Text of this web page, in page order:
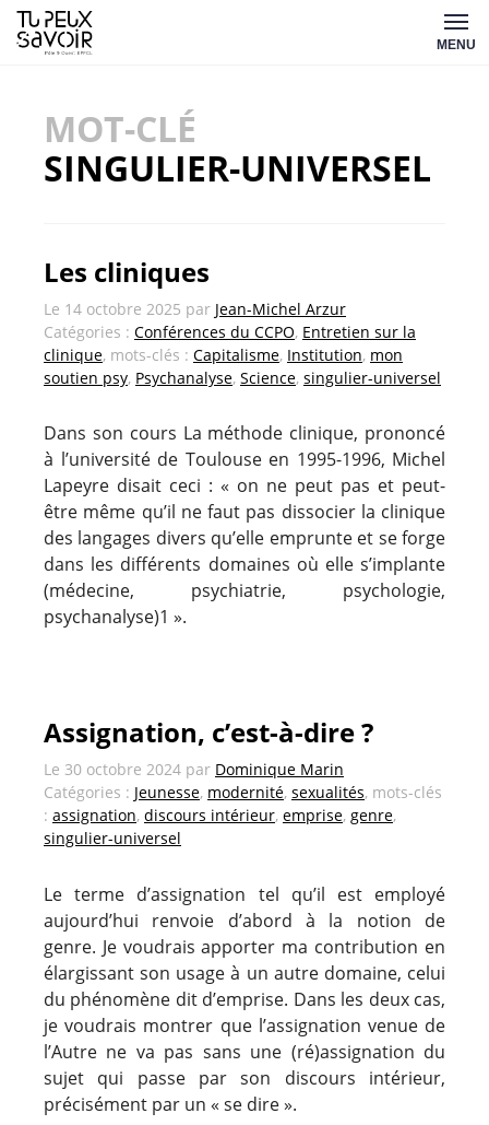
Aller
au
MENU
MOT-CLÉ
SINGULIER-UNIVERSEL
Les cliniques
Le 14 octobre 2025 par Jean-Michel Arzur
Catégories : Conférences du CCPO, Entretien sur la
clinique, mots-clés : Capitalisme, Institution, mon
soutien psy, Psychanalyse, Science, singulier-universel
Dans son cours La méthode clinique, prononcé
à l’université de Toulouse en 1995-1996, Michel
Lapeyre disait ceci : « on ne peut pas et peut-
être même qu’il ne faut pas dissocier la clinique
des langages divers qu’elle emprunte et se forge
dans les différents domaines où elle s’implante
(médecine, psychiatrie, psychologie,
psychanalyse)1 ».
Assignation, c’est-à-dire ?
Le 30 octobre 2024 par Dominique Marin
Catégories : Jeunesse, modernité, sexualités, mots-clés
: assignation, discours intérieur, emprise, genre,
singulier-universel
Le terme d’assignation tel qu’il est employé
aujourd’hui renvoie d’abord à la notion de
genre. Je voudrais apporter ma contribution en
élargissant son usage à un autre domaine, celui
du phénomène dit d’emprise. Dans les deux cas,
je voudrais montrer que l’assignation venue de
l’Autre ne va pas sans une (ré)assignation du
sujet qui passe par son discours intérieur,
précisément par un « se dire ».